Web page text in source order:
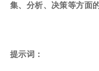
集、分析、决策等方面
提示词：